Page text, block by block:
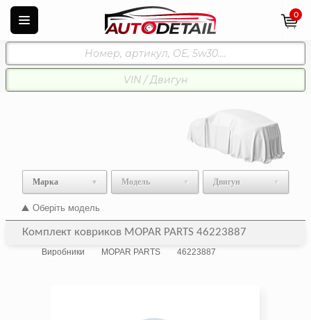
0
Марка Модель Двигун
Оберіть модель
Комплект ковриков MOPAR PARTS 46223887
Виробники MOPAR PARTS 46223887